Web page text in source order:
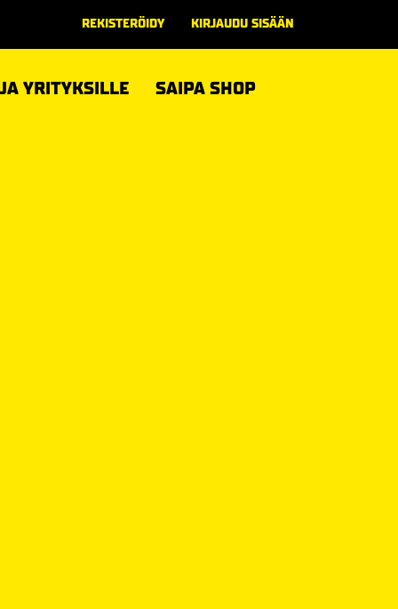
REKISTERÖIDY KIRJAUDU SISÄÄN
YRITYKSILLE SAIPA SHOP